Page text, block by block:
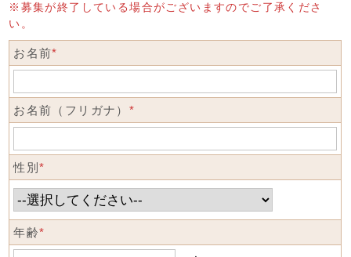
※募集が終了している場合がございますのでご了承くださ
い。
お名前*
お名前（フリガナ） *
性別*
年齢*